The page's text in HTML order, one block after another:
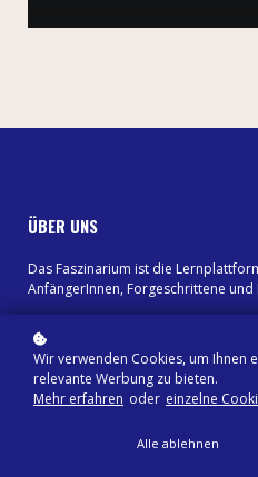
ÜBER UNS
Das Faszinarium ist die
AnfängerInnen, Forgeschrittene und
LINKS
Shop
Impressum
Wir verwenden Cookies, um Ihnen
relevante Werbung zu bieten.
Mehr erfahren oder einzelne
Alle ablehnen